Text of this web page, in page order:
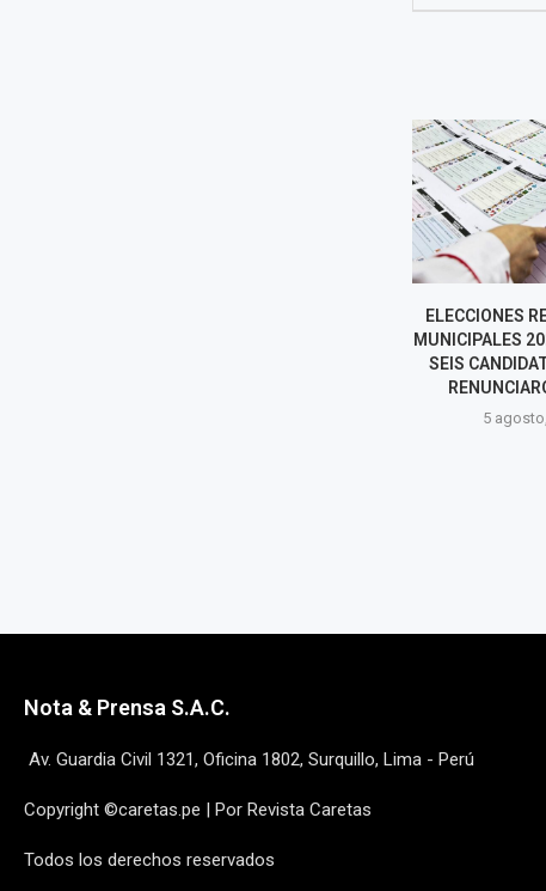
MIGUEL
TRABAJO
CONGRESO
DE
Nota & Prensa S.A.C.
Av. Guardia Civil 1321, Oficina 1802, Surquillo, Lima - Perú
Copyright ©caretas.pe | Por Revista Caretas
Todos los derechos reservados